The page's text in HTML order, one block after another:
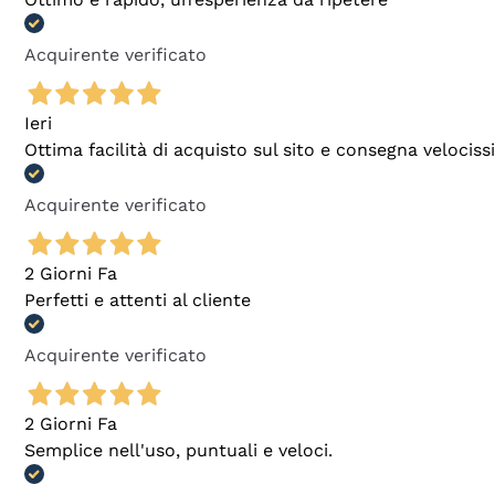
Acquirente verificato
Ieri
Ottima facilità di acquisto sul sito e consegna
Acquirente verificato
2 Giorni Fa
Perfetti e attenti al cliente
Acquirente verificato
2 Giorni Fa
Semplice nell'uso, puntuali e veloci.